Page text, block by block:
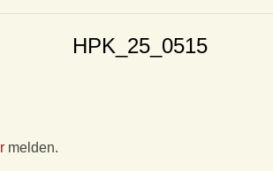
HPK_25_0515
melden.